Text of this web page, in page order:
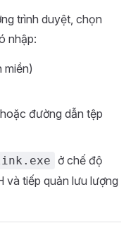
trình duyệt, chọn
nhập:
đường dẫn tệp
ở chế độ
và tiếp quản lưu lượng